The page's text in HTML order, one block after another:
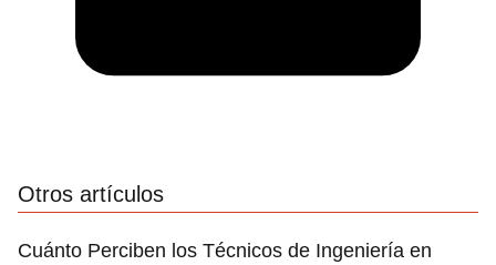
Otros artículos
Cuánto Perciben los Técnicos de Ingeniería en